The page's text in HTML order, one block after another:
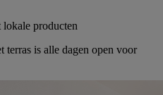
producten
terras is alle dagen open voor